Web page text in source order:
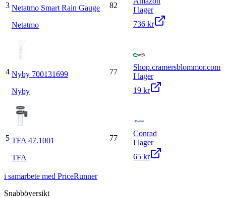
3 Netatmo Smart Rain Gauge
Netatmo
82
I lager
736 kr
4 Nyby 700131699
Nyby
77
Shop.cramersblommor.com
I lager
19 kr
5 TFA 47.1001
TFA
77
Conrad
I lager
65 kr
i samarbete med PriceRunner
Snabböversikt